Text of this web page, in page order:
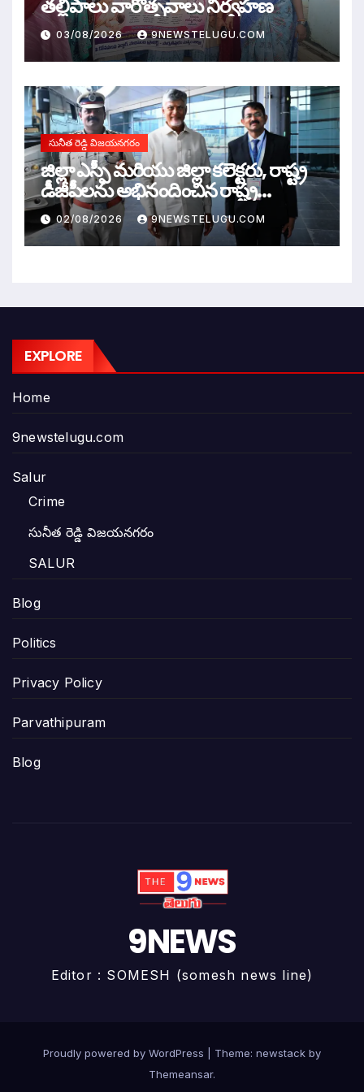
తల్లిపాలు వారోత్సవాలు నిర్వహణ
03/08/2026 9NEWSTELUGU.COM
సునీత రెడ్డి విజయనగరం
జిల్లా ఎస్పీ మరియు జిల్లా కలెక్టరు, రాష్ట్ర
డీజీపీలను అభినందించిన రాష్ట్ర
ముఖ్యమంత్రి
02/08/2026 9NEWSTELUGU.COM
EXPLORE
Home
9newstelugu.com
Salur
Crime
సునీత రెడ్డి విజయనగరం
SALUR
Blog
Politics
Privacy Policy
Parvathipuram
Blog
9NEWS
Editor : SOMESH (somesh news line)
Proudly powered by WordPress
Theme: newstack by
Themeansar.